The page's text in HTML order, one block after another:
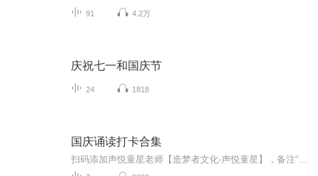
91 4.2万
庆祝七一和国庆节
24 1818
国庆诵读打卡合集